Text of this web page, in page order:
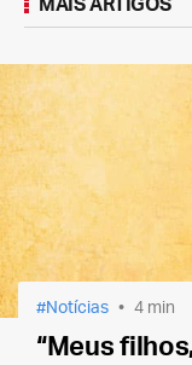
MAIS ARTIGOS
Notícias 4 min
“Meus